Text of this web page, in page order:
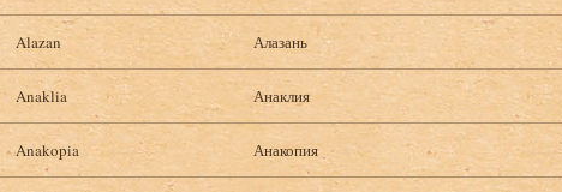
Alazan Алазань
Anaklia Анаклия
Anakopia Анакопия